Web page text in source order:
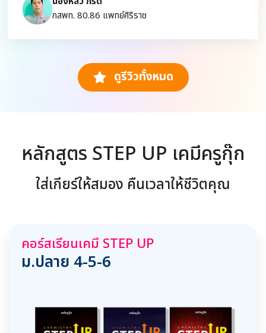
กสพท. 80.86 แพทย์ศิริราช
ดูรีวิวทั้งหมด
หลักสูตร STEP UP เคมีครูกุ๊ก
ใส่เกียร์ให้สมอง คืนเวลาให้ชีวิตคุณ
คอร์สเรียนเคมี STEP UP
ม.ปลาย 4-5-6